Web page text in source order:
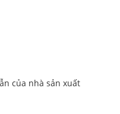
của nhà sản xuất